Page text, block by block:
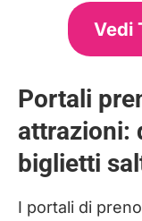
Vedi
Portali
attrazioni:
biglietti
I portali di